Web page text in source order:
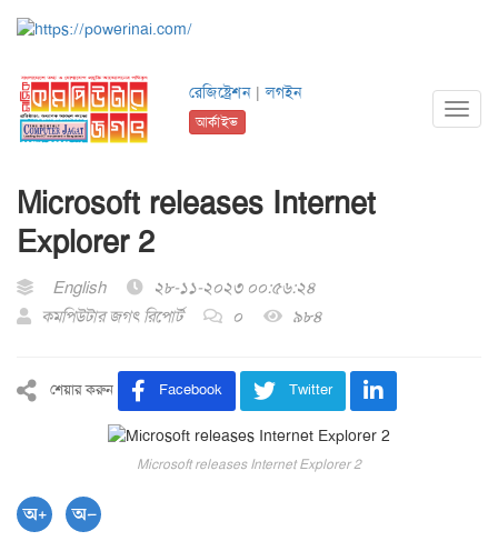
রেজিষ্ট্রেশন |লগইন
আর্কাইভ
Microsoft releases Internet
Explorer 2
English
২৮-১১-২০২৩ ০০:৫৬:২৪
কমপিউটার জগৎ রিপোর্ট
০ ৯৮৪
শেয়ার করুন Facebook Twitter
Microsoft releases Internet Explorer 2